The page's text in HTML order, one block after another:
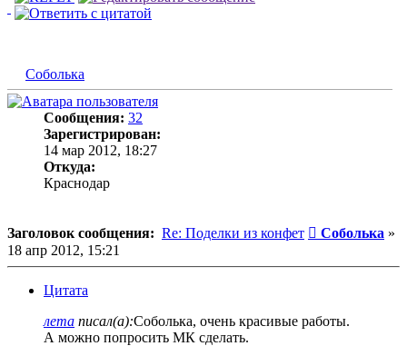
Соболька
Сообщения: 32
Зарегистрирован:
14 мар 2012, 18:27
Откуда:
Краснодар
Заголовок сообщения: Re: Поделки из конфет Сообщение
Соболька »
18 апр 2012, 15:21
Цитата
лета писал(а):Соболька, очень красивые работы.
А можно попросить МК сделать.